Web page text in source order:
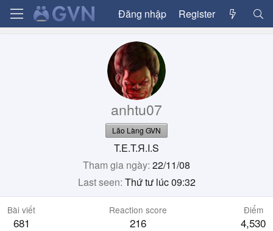
Đăng nhập Register
anhtu07
Lão Làng GVN
T.E.T.Я.I.S
Tham gia ngày 22/11/08
Last seen Thứ tư lúc 09:32
Bài viết
681
Reaction score
216
Điểm
4,530